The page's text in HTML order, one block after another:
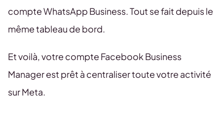
compte WhatsApp Business. Tout se fait depuis le
même tableau de bord.
Et voilà, votre compte Facebook Business
Manager est prêt à centraliser toute votre activité
sur Meta.